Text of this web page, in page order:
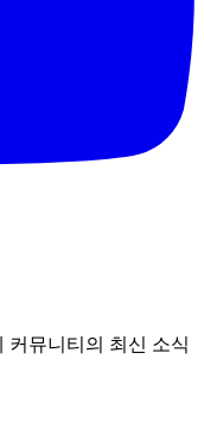
커뮤니티의 최신 소식